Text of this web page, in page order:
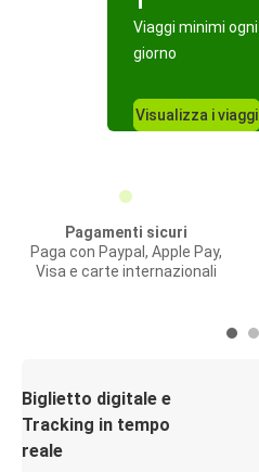
Viaggi minimi ogni
giorno
Visualizza i viaggi
Pagamenti sicuri
Paga con Paypal, Apple Pay,
Visa e carte internazionali
Biglietto digitale e
Tracking in tempo
reale